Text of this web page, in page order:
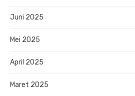
Juni 2025
Mei 2025
April 2025
Maret 2025